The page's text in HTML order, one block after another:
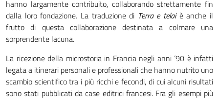
hanno largamente contribuito, collaborando strettamente fin
dalla loro fondazione. La traduzione di Terra e telaiè anche il
frutto di questa collaborazione destinata a colmare una
sorprendente lacuna.
La ricezione della microstoria in Francia negli anni ‘90 è infatti
legata a itinerari personali e professionali che hanno nutrito uno
scambio scientifico tra i più ricchi e fecondi, di cui alcuni risultati
sono stati pubblicati da case editrici francesi. Fra gli esempi più